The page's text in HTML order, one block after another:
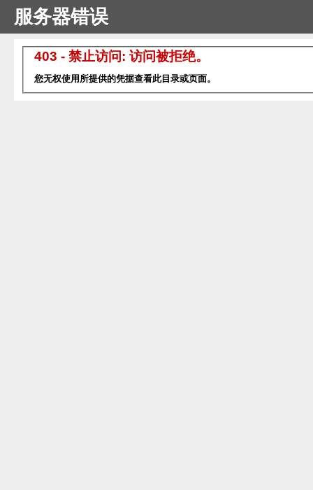
服务器错误
403 - 禁止访问: 访问被拒绝。
您无权使用所提供的凭据查看此目录或页面。